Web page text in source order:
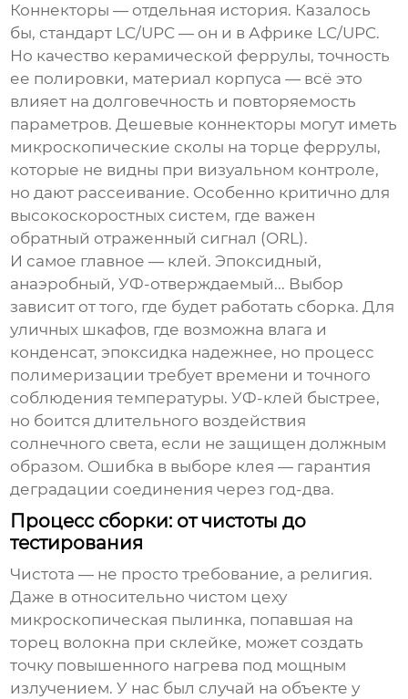
Коннекторы — отдельная история. Казалось
бы, стандарт LC/UPC — он и в Африке LC/UPC.
Но качество керамической феррулы, точность
ее полировки, материал корпуса — всё это
влияет на долговечность и повторяемость
параметров. Дешевые коннекторы могут иметь
микроскопические сколы на торце феррулы,
которые не видны при визуальном контроле,
но дают рассеивание. Особенно критично для
высокоскоростных систем, где важен
обратный отраженный сигнал (ORL).
И самое главное — клей. Эпоксидный,
анаэробный, УФ-отверждаемый... Выбор
зависит от того, где будет работать сборка. Для
уличных шкафов, где возможна влага и
конденсат, эпоксидка надежнее, но процесс
полимеризации требует времени и точного
соблюдения температуры. УФ-клей быстрее,
но боится длительного воздействия
солнечного света, если не защищен должным
образом. Ошибка в выборе клея — гарантия
деградации соединения через год-два.
Процесс сборки: от чистоты до
тестирования
Чистота — не просто требование, а религия.
Даже в относительно чистом цеху
микроскопическая пылинка, попавшая на
торец волокна при склейке, может создать
точку повышенного нагрева под мощным
излучением. У нас был случай на объекте у